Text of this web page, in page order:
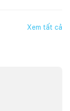
Xem tất cả